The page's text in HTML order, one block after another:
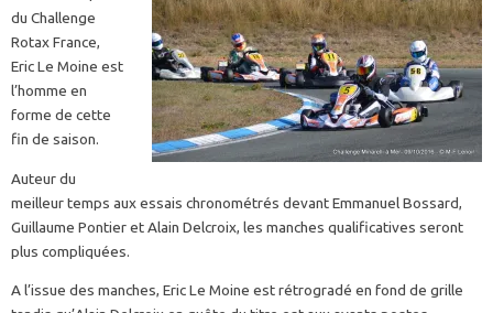
du Challenge
Rotax France,
Eric Le Moine est
l’homme en
forme de cette
fin de saison.
Auteur du
meilleur temps aux essais chronométrés devant Emmanuel Bossard,
Guillaume Pontier et Alain Delcroix, les manches qualificatives seront
plus compliquées.
A l’issue des manches, Eric Le Moine est rétrogradé en fond de grille